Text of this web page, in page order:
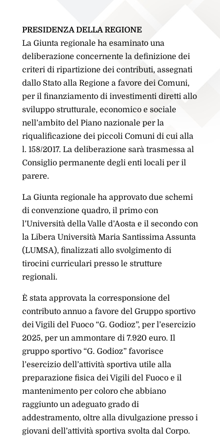
PRESIDENZA DELLA REGIONE
La Giunta regionale ha esaminato una
deliberazione concernente la definizione dei
criteri di ripartizione dei contributi, assegnati
dallo Stato alla Regione a favore dei Comuni,
per il finanziamento di investimenti diretti allo
sviluppo strutturale, economico e sociale
nell’ambito del Piano nazionale per la
riqualificazione dei piccoli Comuni di cui alla
l. 158/2017. La deliberazione sarà trasmessa al
Consiglio permanente degli enti locali per il
parere.
La Giunta regionale ha approvato due schemi
di convenzione quadro, il primo con
l’Università della Valle d’Aosta e il secondo con
la Libera Università Maria Santissima Assunta
(LUMSA), finalizzati allo svolgimento di
tirocini curriculari presso le strutture
regionali.
È stata approvata la corresponsione del
contributo annuo a favore del Gruppo sportivo
dei Vigili del Fuoco “G. Godioz”, per l’esercizio
2025, per un ammontare di 7.920 euro. Il
gruppo sportivo “G. Godioz” favorisce
l’esercizio dell’attività sportiva utile alla
preparazione fisica dei Vigili del Fuoco e il
mantenimento per coloro che abbiano
raggiunto un adeguato grado di
addestramento, oltre alla divulgazione presso i
giovani dell’attività sportiva svolta dal Corpo.